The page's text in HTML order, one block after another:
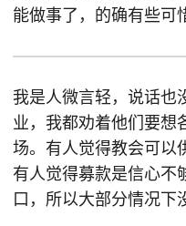
能做事了，的确有些可
我是人微言轻，说话也
业，我都劝着他们要想
场。有人觉得教会可以
有人觉得募款是信心不
口，所以大部分情况下